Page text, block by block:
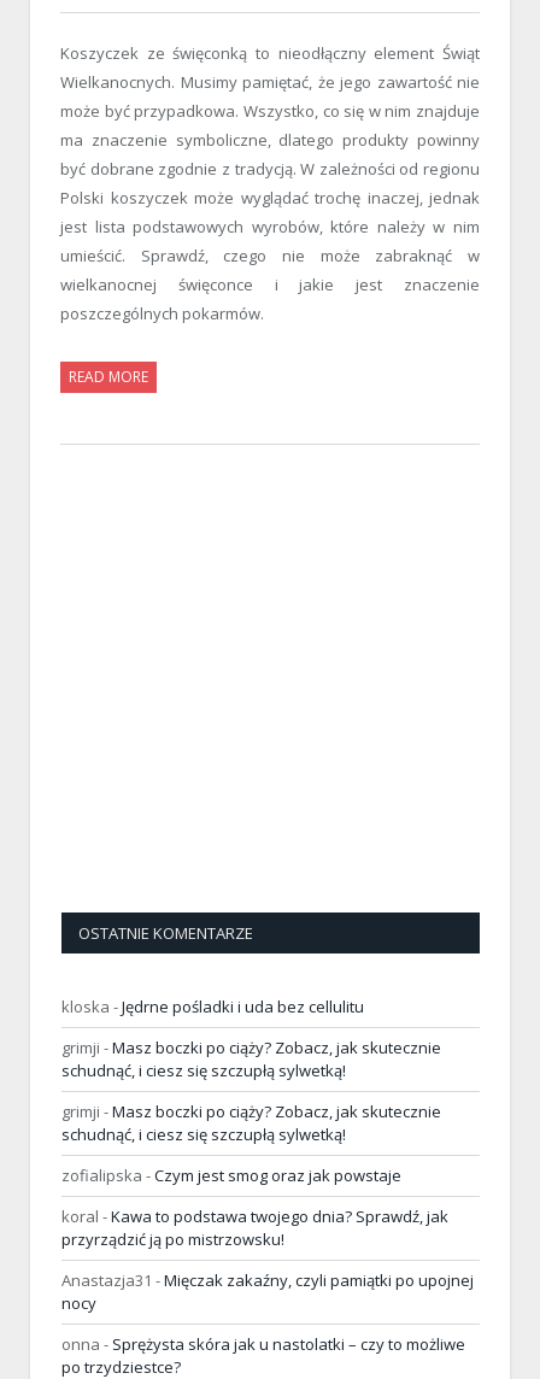
Koszyczek ze święconką to nieodłączny element Świąt
Wielkanocnych. Musimy pamiętać, że jego zawartość nie
może być przypadkowa. Wszystko, co się w nim znajduje
ma znaczenie symboliczne, dlatego produkty powinny
być dobrane zgodnie z tradycją. W zależności od regionu
Polski koszyczek może wyglądać trochę inaczej, jednak
jest lista podstawowych wyrobów, które należy w nim
umieścić. Sprawdź, czego nie może zabraknąć w
wielkanocnej święconce i jakie jest znaczenie
poszczególnych pokarmów.
READ MORE
OSTATNIE KOMENTARZE
kloska -Jędrne pośladki i uda bez cellulitu
grimji -Masz boczki po ciąży? Zobacz, jak skutecznie
schudnąć, i ciesz się szczupłą sylwetką!
grimji -Masz boczki po ciąży? Zobacz, jak skutecznie
schudnąć, i ciesz się szczupłą sylwetką!
zofialipska -Czym jest smog oraz jak powstaje
koral -Kawa to podstawa twojego dnia? Sprawdź, jak
przyrządzić ją po mistrzowsku!
Anastazja31 -Mięczak zakaźny, czyli pamiątki po upojnej
nocy
onna - Sprężysta skóra jak u nastolatki – czy to możliwe
po trzydziestce?